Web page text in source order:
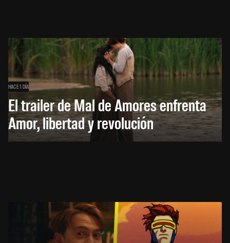
HACE 1 DÍA
El trailer de Mal de Amores enfrenta
Amor, libertad y revolución